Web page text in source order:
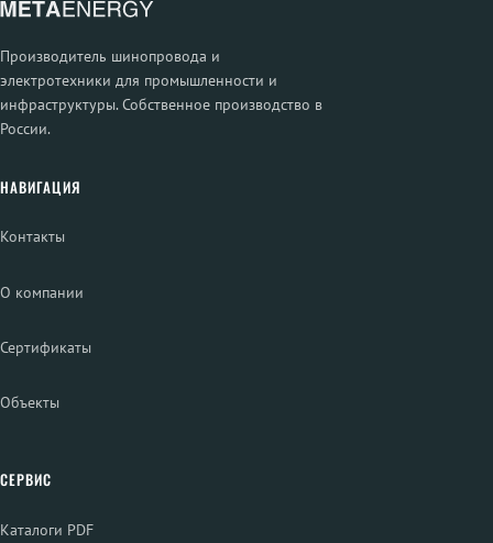
Производитель шинопровода и
электротехники для промышленности и
инфраструктуры. Собственное производство в
России.
НАВИГАЦИЯ
Контакты
О компании
Сертификаты
Объекты
СЕРВИС
Каталоги PDF